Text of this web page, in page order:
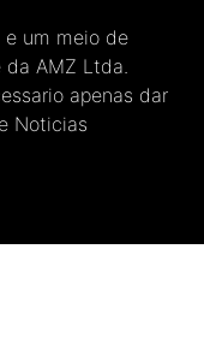
um meio de
AMZ Ltda.
apenas dar
Noticias